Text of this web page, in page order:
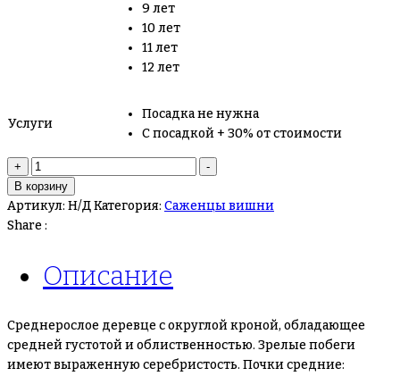
9 лет
10 лет
11 лет
12 лет
Услуги
Посадка не нужна
С посадкой + 30% от стоимости
+
Количество
товара
Вишня
Заря
-
В корзину
Артикул: Н/ДКатегория: Саженцы вишни
Share :
Описание
Среднерослое деревце с округлой кроной, обладающее
средней густотой и облиственностью. Зрелые побеги
имеют выраженную серебристость. Почки средние: